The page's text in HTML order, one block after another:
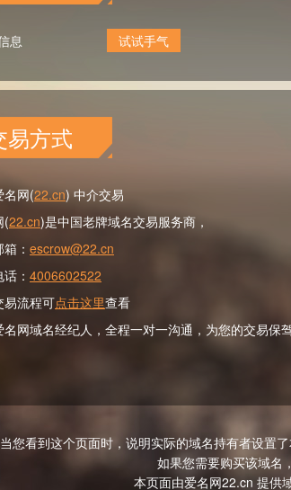
息 试试手气
易方式
名网(22.cn) 中介交易
(22.cn)是中国老牌域名交易服务商，
： escrow@22.cn
： 4006602522
易流程可点击这里查看
名网域名经纪人，全程一对一沟通，为您的交易保
当您看到这个页面时，说明实际的域名持有者设置
如果您需要购买该域名
本页面由爱名网22.cn 提供